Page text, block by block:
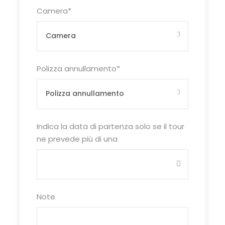
Camera*
Polizza annullamento*
Indica la data di partenza solo se il tour
ne prevede più di una
Note
Madrelingua Qualificati
Didattico
Certificato finale
giorni/14 notti
Singole con servizi privati
Trattamento di Pensione
Attività ricreative e sportive
pomeridiane e serali